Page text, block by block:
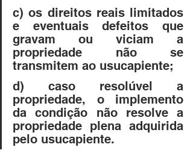
c) os direitos reais limitados
e eventuais defeitos que
gravam ou viciam a
propriedade não se
transmitem ao usucapiente;
d) caso resolúvel a
propriedade, o implemento
da condição não resolve a
propriedade plena adquirida
pelo usucapiente.